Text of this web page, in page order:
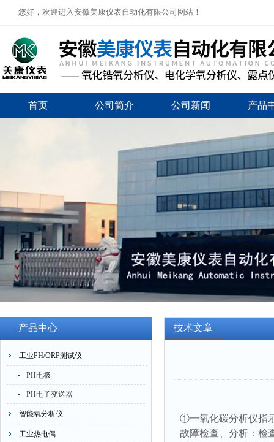
您好，欢迎进入安徽美康仪表自动化有限公司网站！
首页 公司简介 公司新闻 产品
产品中心
工业PH/ORP测试仪
PH电极
PH电子变送器
智能氧分析仪
工业热电偶
技术文章
①一氧化碳分析仪指
故障检查、分析：检